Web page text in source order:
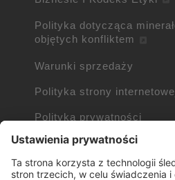
Polityka dotycząca
objętych konfliktem
Warunki sprzedaży
Polityka strony
Polityka prywatności
Polityka plików cookie
Informacje o plikach